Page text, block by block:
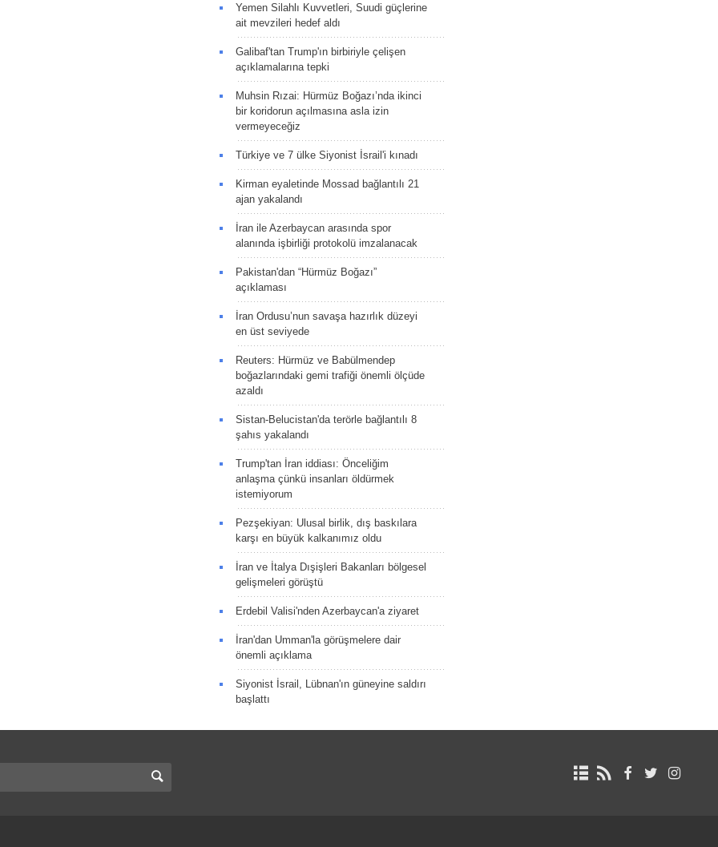
Yemen Silahlı Kuvvetleri, Suudi güçlerine
ait mevzileri hedef aldı
Galibaf'tan Trump'ın birbiriyle çelişen
açıklamalarına tepki
Muhsin Rızai: Hürmüz Boğazı’nda ikinci
bir koridorun açılmasına asla izin
vermeyeceğiz
Türkiye ve 7 ülke Siyonist İsrail'i kınadı
Kirman eyaletinde Mossad bağlantılı 21
ajan yakalandı
İran ile Azerbaycan arasında spor
alanında işbirliği protokolü imzalanacak
Pakistan'dan “Hürmüz Boğazı”
açıklaması
İran Ordusu’nun savaşa hazırlık düzeyi
en üst seviyede
Reuters: Hürmüz ve Babülmendep
boğazlarındaki gemi trafiği önemli ölçüde
azaldı
Sistan-Belucistan'da terörle bağlantılı 8
şahıs yakalandı
Trump'tan İran iddiası: Önceliğim
anlaşma çünkü insanları öldürmek
istemiyorum
Pezşekiyan: Ulusal birlik, dış baskılara
karşı en büyük kalkanımız oldu
İran ve İtalya Dışişleri Bakanları bölgesel
gelişmeleri görüştü
Erdebil Valisi'nden Azerbaycan'a ziyaret
İran'dan Umman'la görüşmelere dair
önemli açıklama
Siyonist İsrail, Lübnan'ın güneyine saldırı
başlattı